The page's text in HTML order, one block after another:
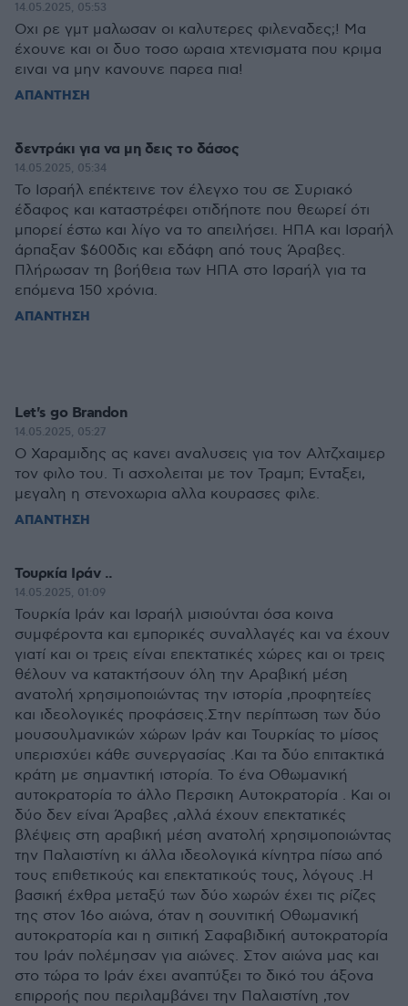
14.05.2025, 05:53
Οχι ρε γμτ μαλωσαν οι καλυτερες φιλεναδες;! Μα
έχουνε και οι δυο τοσο ωραια χτενισματα που κριμα
ειναι να μην κανουνε παρεα πια!
ΑΠΑΝΤΗΣΗ
δεντράκι για να μη δεις το δάσος
14.05.2025, 05:34
To Ισραήλ επέκτεινε τον έλεγχο του σε Συριακό
έδαφος και καταστρέφει οτιδήποτε που θεωρεί ότι
μπορεί έστω και λίγο να το απειλήσει. ΗΠΑ και Ισραήλ
άρπαξαν $600δις και εδάφη από τους Άραβες.
Πλήρωσαν τη βοήθεια των ΗΠΑ στο Ισραήλ για τα
επόμενα 150 χρόνια.
ΑΠΑΝΤΗΣΗ
Let's go Brandon
14.05.2025, 05:27
Ο Χαραμιδης ας κανει αναλυσεις για τον Αλτζχαιμερ
τον φιλο του. Τι ασχολειται με τον Τραμπ; Ενταξει,
μεγαλη η στενοχωρια αλλα κουρασες φιλε.
ΑΠΑΝΤΗΣΗ
Τουρκία Ιράν ..
14.05.2025, 01:09
Τουρκία Ιράν και Ισραήλ μισιούνται όσα κοινα
συμφέροντα και εμπορικές συναλλαγές και να έχουν
γιατί και οι τρεις είναι επεκτατικές χώρες και οι τρεις
θέλουν να κατακτήσουν όλη την Αραβική μέση
ανατολή χρησιμοποιώντας την ιστορία ,προφητείες
και ιδεολογικές προφάσεις.Στην περίπτωση των δύο
μουσουλμανικών χώρων Ιράν και Τουρκίας το μίσος
υπερισχύει κάθε συνεργασίας .Και τα δύο επιτακτικά
κράτη με σημαντική ιστορία. Το ένα Οθωμανική
αυτοκρατορία το άλλο Περσικη Αυτοκρατορία . Και οι
δύο δεν είναι Άραβες ,αλλά έχουν επεκτατικές
βλέψεις στη αραβική μέση ανατολή χρησιμοποιώντας
την Παλαιστίνη κι άλλα ιδεολογικά κίνητρα πίσω από
τους επιθετικούς και επεκτατικούς τους, λόγους .Η
βασική έχθρα μεταξύ των δύο χωρών έχει τις ρίζες
της στον 16ο αιώνα, όταν η σουνιτική Οθωμανική
αυτοκρατορία και η σιιτική Σαφαβιδική αυτοκρατορία
του Ιράν πολέμησαν για αιώνες. Στον αιώνα μας και
στο τώρα το Ιράν έχει αναπτύξει το δικό του άξονα
επιρροής που περιλαμβάνει την Παλαιστίνη ,τον